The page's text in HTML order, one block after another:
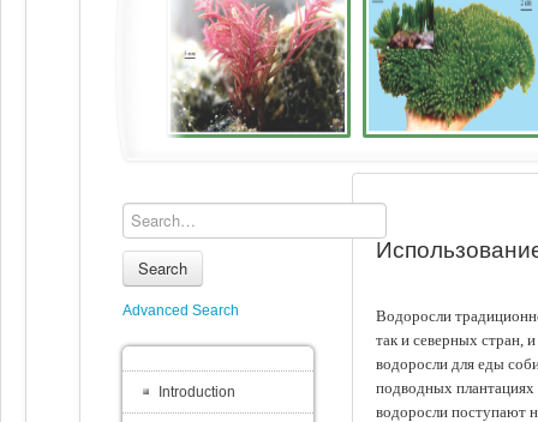
Водоросли
так и северных стран,
водоросли для еды
подводных
водоросли поступают
Search
Advanced Search
Introduction